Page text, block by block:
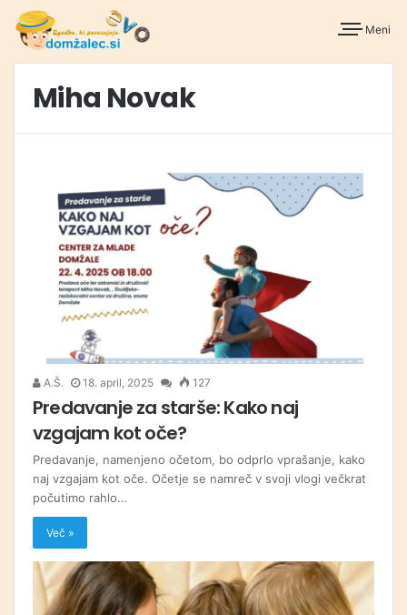
Meni
Miha Novak
A.Š. 18. april, 2025 127
Predavanje za starše: Kako naj
vzgajam kot oče?
Predavanje, namenjeno očetom, bo odprlo vprašanje, kako
naj vzgajam kot oče. Očetje se namreč v svoji vlogi večkrat
počutimo rahlo…
Več »